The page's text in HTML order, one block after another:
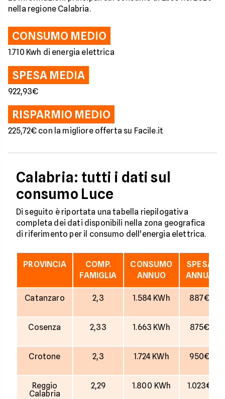
nella regione Calabria.
CONSUMO MEDIO
1.710 Kwh di energia elettrica
SPESA MEDIA
922,93€
RISPARMIO MEDIO
225,72€ con la migliore offerta su Facile.it
Calabria: tutti i dati sul
consumo Luce
Di seguito è riportata una tabella riepilogativa
completa dei dati disponibili nella zona geografica
di riferimento per il consumo dell'energia elettrica.
PROVINCIA
COMP.
FAMIGLIA
CONSUMO
ANNUO
SPESA
ANNUA
Catanzaro 2,3 1.584 KWh 887€
Cosenza 2,33 1.663 KWh 875€
Crotone 2,3 1.724 KWh 950€
Reggio
Calabria
2,29 1.800 KWh 1.023€